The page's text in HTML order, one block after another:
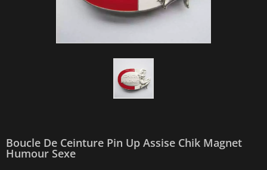
Boucle De Ceinture Pin Up Assise Chik Magnet
Humour Sexe